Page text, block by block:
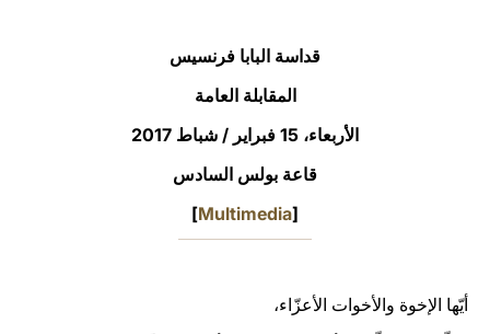
قداسة البابا فرنسيس
المقابلة العامة
الأربعاء، 15 فبراير / شباط 2017‏
قاعة بولس السادس
[
Multimedia
]
أيّها الإخوة والأخوات الأعزّاء،